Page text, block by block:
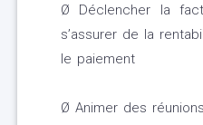
Ø Déclencher la
s’assurer de la
le paiement
Ø Animer des